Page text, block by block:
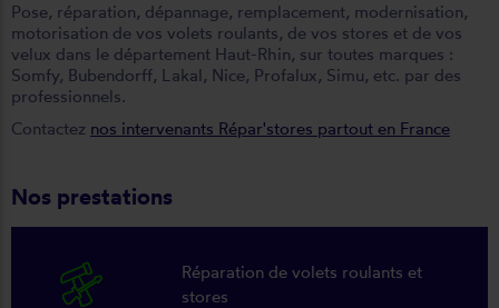
Pose, réparation, dépannage, remplacement, modernisation,
motorisation de vos volets roulants, de vos stores et de vos
velux dans le département Haut-Rhin, sur toutes marques :
Somfy, Bubendorff, Lakal, Nice, Profalux, Simu, etc. par des
professionnels.
Contactez nos intervenants Répar'stores partout en France
Nos prestations
Réparation de volets roulants et
stores